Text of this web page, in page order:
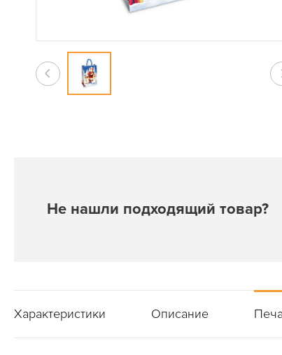
Не нашли подходящий товар?
Характеристики Описание